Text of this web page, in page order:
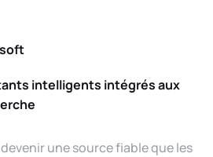
intelligents intégrés aux
une source fiable que les